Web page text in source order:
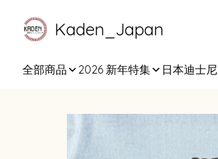
Kaden_Japan
全部商品 2026 新年特集 日本迪士尼